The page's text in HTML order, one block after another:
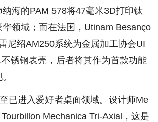
海的PAM 578将47毫米3D打印钛
领域；而在法国，Utinam Besanço
尼绍AM250系统为金属加工协会UI
锈钢表壳，后者将其作为首款功能
进入爱好者桌面领域。设计师Me
Mechanica Tri-Axial，这是